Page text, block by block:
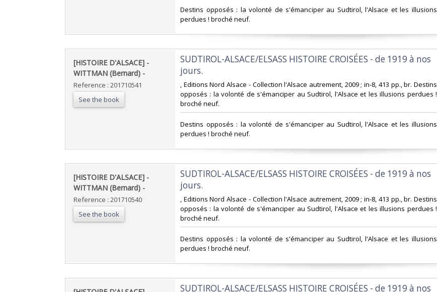
‎Destins opposés : la volonté de s'émanciper au Sudtirol, l'Alsace et les illusions
perdues ! broché neuf.‎
‎[HISTOIRE D'ALSACE] -
WITTMAN (Bernard) - ‎
Reference : 201710541
See the book
‎SUDTIROL-ALSACE/ELSASS HISTOIRE CROISÉES - de 1919 à nos
jours. ‎
‎, Editions Nord Alsace - Collection l'Alsace autrement, 2009 ; in-8, 413 pp., br. Destins
opposés : la volonté de s'émanciper au Sudtirol, l'Alsace et les illusions perdues !
broché neuf.‎
‎Destins opposés : la volonté de s'émanciper au Sudtirol, l'Alsace et les illusions
perdues ! broché neuf.‎
‎[HISTOIRE D'ALSACE] -
WITTMAN (Bernard) - ‎
Reference : 201710540
See the book
‎SUDTIROL-ALSACE/ELSASS HISTOIRE CROISÉES - de 1919 à nos
jours. ‎
‎, Editions Nord Alsace - Collection l'Alsace autrement, 2009 ; in-8, 413 pp., br. Destins
opposés : la volonté de s'émanciper au Sudtirol, l'Alsace et les illusions perdues !
broché neuf.‎
‎Destins opposés : la volonté de s'émanciper au Sudtirol, l'Alsace et les illusions
perdues ! broché neuf.‎
‎SUDTIROL-ALSACE/ELSASS HISTOIRE CROISÉES - de 1919 à nos